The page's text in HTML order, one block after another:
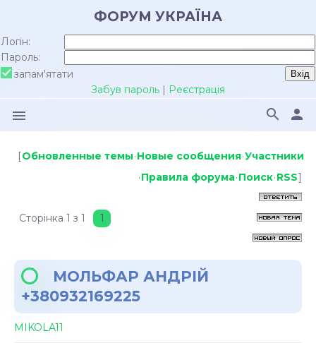
ФОРУМ УКРАЇНА
Логін:
Пароль:
запам'ятати
Забув пароль | Реєстрація
menu person
search
[Обновленные темы·Новые сообщения·Участники
·Правила форума·Поиск·RSS]
Сторінка 1 з 1 1
МОЛЬФАР АНДРІЙ
+380932169225
MIKOLA11